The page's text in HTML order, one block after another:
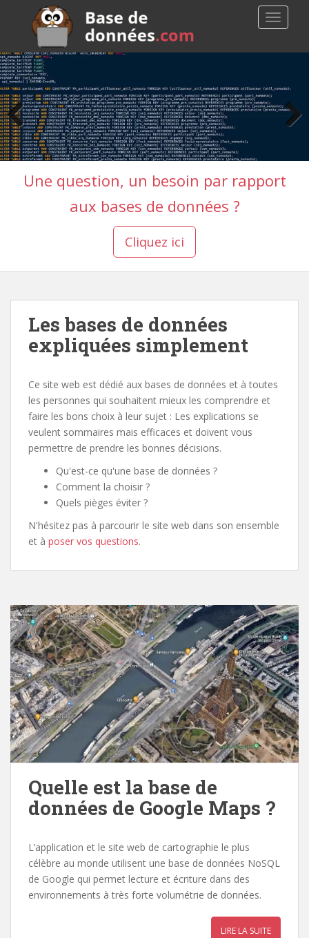
p
t
o
m
a
i
n
Une question, un besoin par rapport
aux bases de données ?
Cliquez ici
Les bases de données
expliquées simplement
Ce site web est dédié aux bases de données et à toutes
les personnes qui souhaitent mieux les comprendre et
faire les bons choix à leur sujet : Les explications se
veulent sommaires mais efficaces et doivent vous
permettre de prendre les bonnes décisions.
Qu'est-ce qu'une base de données ?
Comment la choisir ?
Quels pièges éviter ?
N'hésitez pas à parcourir le site web dans son ensemble
et à poser vos questions.
Quelle est la base de
données de Google Maps ?
L’application et le site web de cartographie le plus
célèbre au monde utilisent une base de données NoSQL
de Google qui permet lecture et écriture dans des
environnements à très forte volumétrie de données.
LIRE LA SUITE